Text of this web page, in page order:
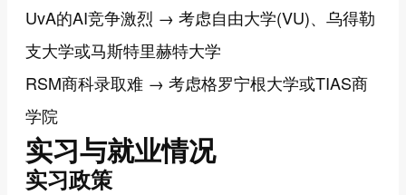
UvA的AI竞争激烈 → 考虑自由大学(VU)、乌得勒
支大学或马斯特里赫特大学
RSM商科录取难 → 考虑格罗宁根大学或TIAS商
学院
实习与就业情况
实习政策